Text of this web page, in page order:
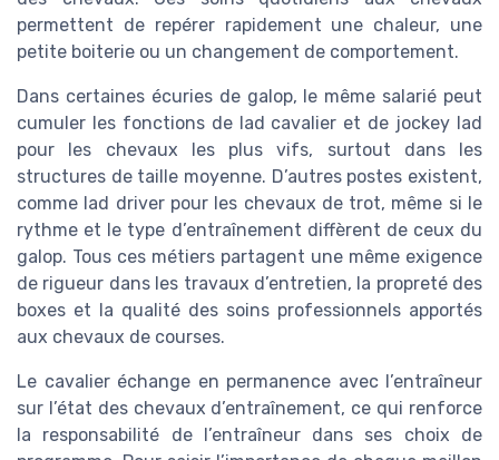
permettent de repérer rapidement une chaleur, une
petite boiterie ou un changement de comportement.
Dans certaines écuries de galop, le même salarié peut
cumuler les fonctions de lad cavalier et de jockey lad
pour les chevaux les plus vifs, surtout dans les
structures de taille moyenne. D’autres postes existent,
comme lad driver pour les chevaux de trot, même si le
rythme et le type d’entraînement diffèrent de ceux du
galop. Tous ces métiers partagent une même exigence
de rigueur dans les travaux d’entretien, la propreté des
boxes et la qualité des soins professionnels apportés
aux chevaux de courses.
Le cavalier échange en permanence avec l’entraîneur
sur l’état des chevaux d’entraînement, ce qui renforce
la responsabilité de l’entraîneur dans ses choix de